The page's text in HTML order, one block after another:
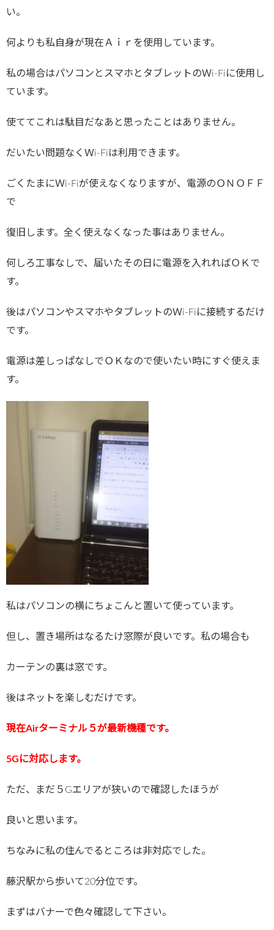
い。
何よりも私自身が現在Ａｉｒを使用しています。
私の場合はパソコンとスマホとタブレットのＷi-Fiに使用し
ています。
使ててこれは駄目だなあと思ったことはありません。
だいたい問題なくＷi-Fiは利用できます。
ごくたまにＷi-Fiが使えなくなりますが、電源のＯＮＯＦＦ
で
復旧します。全く使えなくなった事はありません。
何しろ工事なしで、届いたその日に電源を入れればＯＫで
す。
後はパソコンやスマホやタブレットのＷi-Fiに接続するだけ
です。
電源は差しっぱなしでＯＫなので使いたい時にすぐ使えま
す。
私はパソコンの横にちょこんと置いて使っています。
但し、置き場所はなるたけ窓際が良いです。私の場合も
カーテンの裏は窓です。
後はネットを楽しむだけです。
現在Airターミナル５が最新機種です。
5Gに対応します。
ただ、まだ５Gエリアが狭いので確認したほうが
良いと思います。
ちなみに私の住んでるところは非対応でした。
藤沢駅から歩いて20分位です。
まずはバナーで色々確認して下さい。